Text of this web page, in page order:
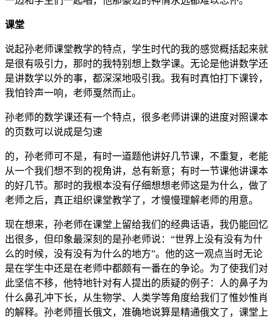
课堂
说起孙老师课堂教学的特点，学生时代的我的感觉概括起来就
是很有吸引力，那时的我特别想上数学课。无论是他讲数学还
是讲数学以外的事，都深深地吸引我。我有时真怕打下课铃，
我怕铃声一响，老师戛然而止。
孙老师的数学课还有一个特点，很多老师讲课的进度对照课本
的页数可以说成是匀速
的，孙老师可不是，有时一道题他讲好几节课，不重复，老能
从一个我们想不到的视角讲，总有新意；有时一节课他讲课本
的好几节。那时的我根本没有仔细想想老师这是为什么，做了
老师之后，真正组织课堂教学了，才慢慢理解老师的用意。
现在想来，孙老师在课堂上留给我们的经典话语，我仍能回忆
出很多，但印象最深刻的是孙老师说：“世界上没有没有为什
么的时候，没有没有为什么的地方”。他的这一观点当时无论
是在学生中还是在老师中都颇有一番在的争论。为了使我们对
此坚信不移，他特地针对有人提出的质疑的例子：人的鼻子为
什么鼻孔冲下长，从生物学、人类学等角度给我们了惟妙惟肖
的解释。孙老师擅长俄文，准确地说算是精通俄文了，课堂上